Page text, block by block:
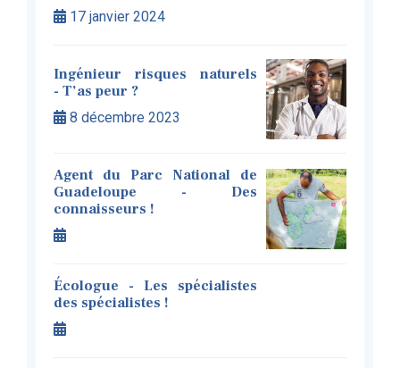
17 janvier 2024
Ingénieur risques naturels
- T’as peur ?
8 décembre 2023
Agent du Parc National de
Guadeloupe - Des
connaisseurs !
Écologue - Les spécialistes
des spécialistes !